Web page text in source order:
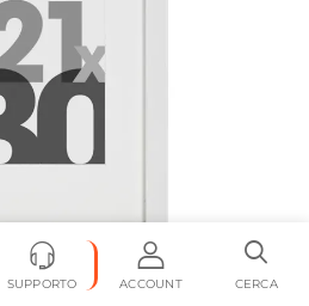
SUPPORTO ACCOUNT CERCA